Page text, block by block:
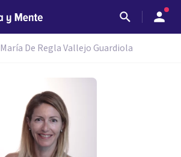
María De Regla Vallejo Guardiola